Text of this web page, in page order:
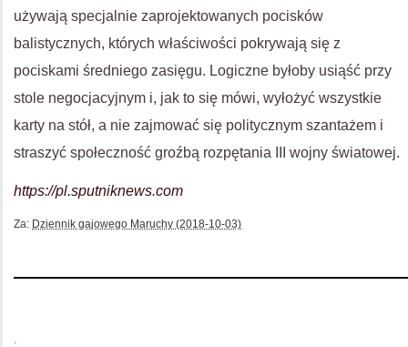
używają specjalnie zaprojektowanych pocisków
balistycznych, których właściwości pokrywają się z
pociskami średniego zasięgu. Logiczne byłoby usiąść przy
stole negocjacyjnym i, jak to się mówi, wyłożyć wszystkie
karty na stół, a nie zajmować się politycznym szantażem i
straszyć społeczność groźbą rozpętania III wojny światowej.
https://pl.sputniknews.com
Za: Dziennik gajowego Maruchy (2018-10-03)
.